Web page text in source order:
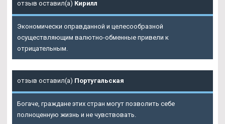
отзыв оставил(а) Кирилл
Экономически оправданной и целесообразной
осуществляющим валютно-обменные привели к
отрицательным.
отзыв оставил(а) Португальская
Богаче, граждане этих стран могут позволить себе
полноценную жизнь и не чувствовать.